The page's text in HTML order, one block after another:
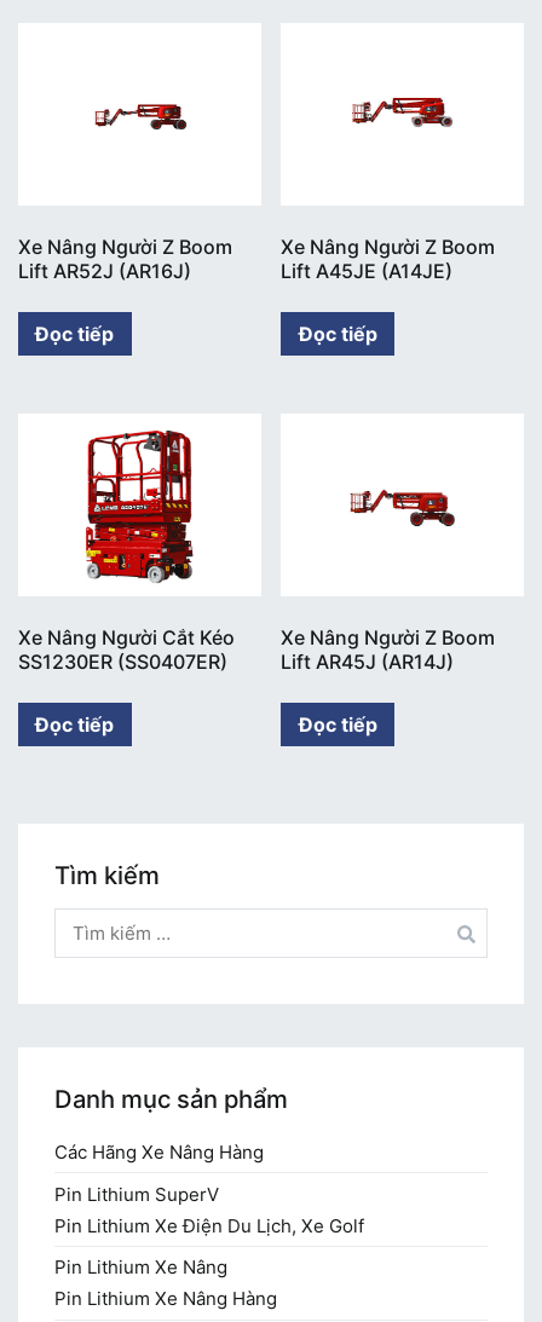
Xe Nâng Người Z Boom
Lift AR52J (AR16J)
Đọc tiếp
Xe Nâng Người Z Boom
Lift A45JE (A14JE)
Đọc tiếp
Xe Nâng Người Cắt Kéo
SS1230ER (SS0407ER)
Đọc tiếp
Xe Nâng Người Z Boom
Lift AR45J (AR14J)
Đọc tiếp
Tìm kiếm
kiếm
cho:
Danh mục sản phẩm
Các Hãng Xe Nâng Hàng
Pin Lithium SuperV
Pin Lithium Xe Điện Du Lịch, Xe Golf
Pin Lithium Xe Nâng
Pin Lithium Xe Nâng Hàng